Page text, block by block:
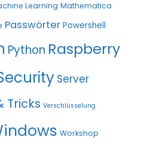
Learning Mathematica
Passwörter Powershell
Python Raspberry
Server
Tricks Verschlüsselung
Workshop